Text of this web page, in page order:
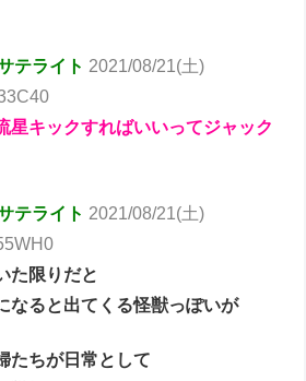
テライト 2021/08/21(土)
星キックすればいいってジャック
テライト 2021/08/21(土)
た限りだと
なると出てくる怪獣っぽいが
たちが日常として